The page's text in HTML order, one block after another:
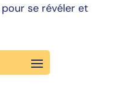
se révéler et